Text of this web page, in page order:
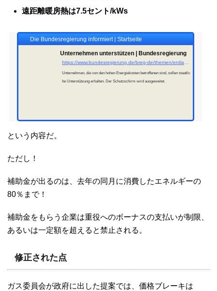
遠距離暖房熱は7.5セント/kWs
Die Bundesregierung informiert | Startseite
Unternehmen unterstützen | Bundesregierung
Unternehmen, die von den hohen Energiekosten betroffenen sind, sollen staatlic
he Unterstützung erhalten. Der Schutzschirm wird ausgeweitet.
という内容だ。
ただし！
補助金が出るのは、去年の同月に消費したエネルギーの
80％まで！
補助金をもらう企業は重役へのボーナスの支払いが制限、
あるいは一定額を超えると禁止される。
修正された点
ガス委員会が政府に出した提案では、価格ブレーキは